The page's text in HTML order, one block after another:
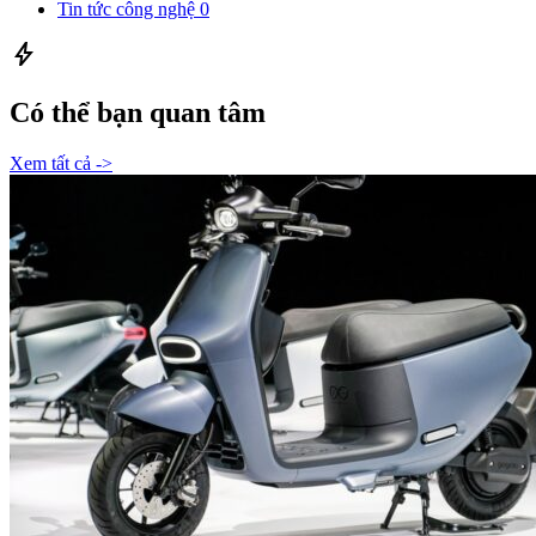
Tin tức công nghệ 0
bolt
Có thể bạn quan tâm
Xem tất cả ->